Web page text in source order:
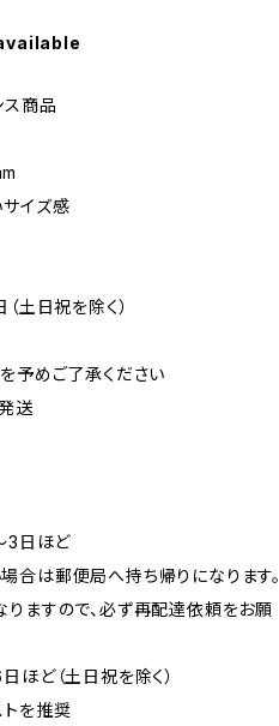
ス商品
サイズ感
土日祝を除く）
予めご了承ください
送
3日ほど
合は郵便局へ持ち帰りになります。
ますので、必ず再配達依頼をお願
ど（土日祝を除く）
トを推奨